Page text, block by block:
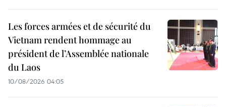
Les forces armées et de sécurité du
Vietnam rendent hommage au
président de l’Assemblée nationale
du Laos
10/08/2026 04:05